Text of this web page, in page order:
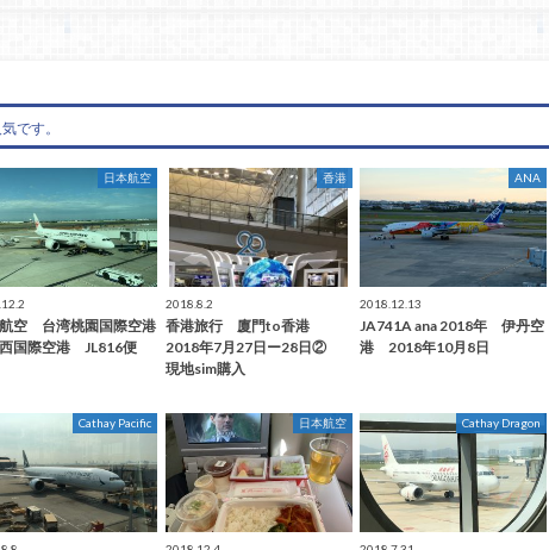
です。
日本航空
空 台湾桃園国際空港
国際空港 JL816便
香港
2018.8.2
香港旅行 廈門to香港
2018年7月27日ー28日②
現地sim購入
ANA
2018.12.13
JA741A ana 2018年 伊丹空
港 2018年10月8日
Cathay Pacific 日本航空 Cathay Dragon